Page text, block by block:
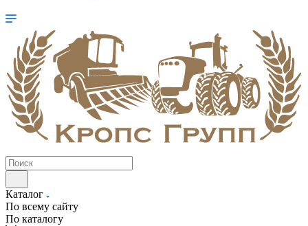
Каталог
По всему сайту
По каталогу